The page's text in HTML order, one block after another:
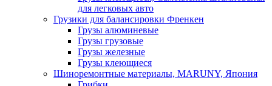
для легковых авто
Грузики для балансировки Френкен
Грузы алюминевые
Грузы грузовые
Грузы железные
Грузы клеющиеся
Шиноремонтные материалы, MARUNY, Япония